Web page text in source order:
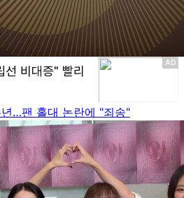
…팬 홀대 논란에 "죄송"